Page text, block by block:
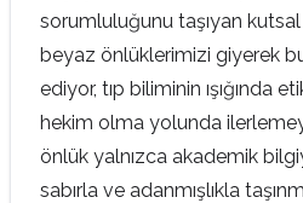
sorumluluğunu taşıyan
beyaz önlüklerimizi giyerek
ediyor, tıp biliminin ışığında
hekim olma yolunda
önlük yalnızca akademik
sabırla ve adanmışlıkla